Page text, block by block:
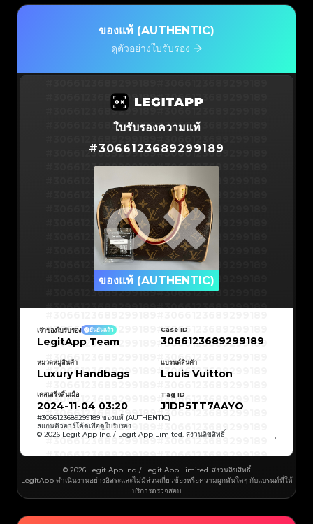
ของแท้ (AUTHENTIC)
ดูตัวอย่างใบรับรอง
#3066123689299189#3066123689299189
#3066123689299189#3066123689299189
#3066123689299189#3066123689299189
#3066123689299189#3066123689299189
#3066123689299189#3066123689299189
#3066123689299189#3066123689299189
#3066123689299189#3066123689299189
#3066123689299189#3066123689299189
#3066123689299189#3066123689299189
#3066123689299189#3066123689299189
#3066123689299189#3066123689299189
#3066123689299189#3066123689299189
#3066123689299189#3066123689299189
#3066123689299189#3066123689299189
#3066123689299189
#3066123689299189
#3066123689299189
#3066123689299189
#3066123689299189
#3066123689299189
#3066123689299189
#3066123689299189
#3066123689299189
#3066123689299189
#3066123689299189
#3066123689299189
#3066123689299189#3066123689299189
#3066123689299189 #3066123689299189
#3066123689299189#3066123689299189
#3066123689299189#3066123689299189
#3066123689299189#3066123689299189
#3066123689299189#3066123689299189
#3066123689299189#3066123689299189
ใบรับรองความแท้
#3066123689299189
ของแท้ (AUTHENTIC)
#3066123689299189
#3066123689299189
#3066123689299189
#3066123689299189
#3066123689299189
#3066123689299189
#3066123689299189
#3066123689299189
#3066123689299189
#3066123689299189
#3066123689299189#3066123689299189
#3066123689299189
#3066123689299189
#3066123689299189#3066123689299189
#3066123689299189#3066123689299189
#3066123689299189#3066123689299189
#3066123689299189#3066123689299189
#3066123689299189#3066123689299189
เจ้าของใบรับรอง ยืนยันแล้ว
LegitApp Team
Case ID
3066123689299189
หมวดหมู่สินค้า
Luxury Handbags
แบรนด์สินค้า
Louis Vuitton
เคสเสร็จสิ้นเมื่อ
2024-11-04 03:20
Tag ID
J1DP5TT7AAYO
#3066123689299189 ของแท้ (AUTHENTIC)
สแกนคิวอาร์โค้ดเพื่อดูใบรับรอง
© 2026 Legit App Inc. / Legit App Limited. สงวนลิขสิทธิ์
© 2026 Legit App Inc. / Legit App Limited. สงวนลิขสิทธิ์
LegitApp ดำเนินงานอย่างอิสระและไม่มีส่วนเกี่ยวข้องหรือความผูกพันใดๆ กับแบรนด์ที่ให้
บริการตรวจสอบ